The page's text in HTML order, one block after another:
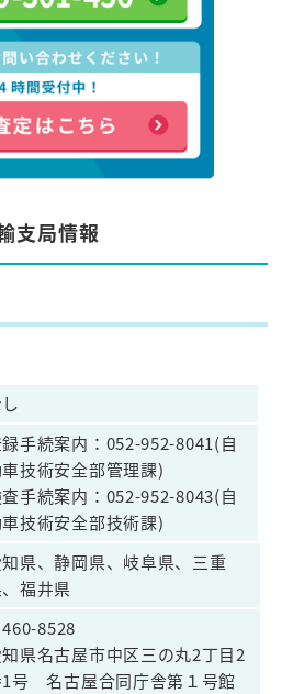
支局情報
手続案内：052-952-8041(自
技術安全部管理課)
手続案内：052-952-8043(自
技術安全部技術課)
県、静岡県、岐阜県、三重
福井県
460-8528
県名古屋市中区三の丸2丁目2
1号 名古屋合同庁舎第１号館